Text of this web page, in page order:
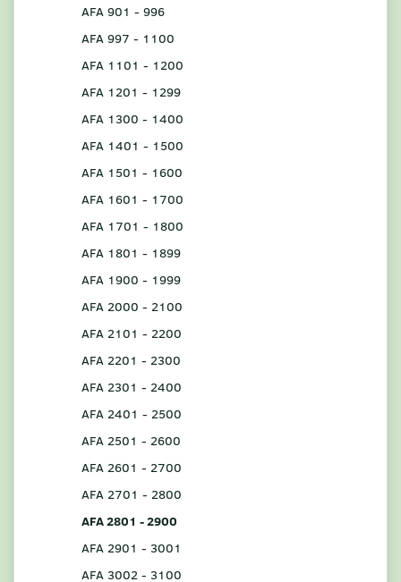
AFA 901 - 996
AFA 997 - 1100
AFA 1101 - 1200
AFA 1201 - 1299
AFA 1300 - 1400
AFA 1401 - 1500
AFA 1501 - 1600
AFA 1601 - 1700
AFA 1701 - 1800
AFA 1801 - 1899
AFA 1900 - 1999
AFA 2000 - 2100
AFA 2101 - 2200
AFA 2201 - 2300
AFA 2301 - 2400
AFA 2401 - 2500
AFA 2501 - 2600
AFA 2601 - 2700
AFA 2701 - 2800
AFA 2801 - 2900
AFA 2901 - 3001
AFA 3002 - 3100